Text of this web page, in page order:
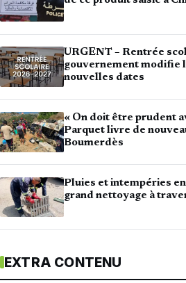
URGENT – Rentrée
gouvernement modifie
nouvelles dates
« On doit être prudent
Parquet livre de
Boumerdès
Pluies et intempéries en
grand nettoyage à
EXTRA CONTENU